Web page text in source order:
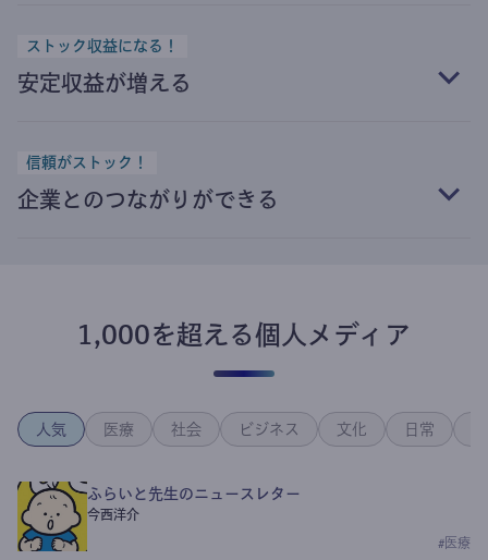
ストック収益になる！
安定収益が増える
信頼がストック！
企業とのつながりができる
1,000を超える個人メディア
人気 医療 社会 ビジネス 文化 日常
ふらいと先生のニュースレター
今西洋介
# 医療